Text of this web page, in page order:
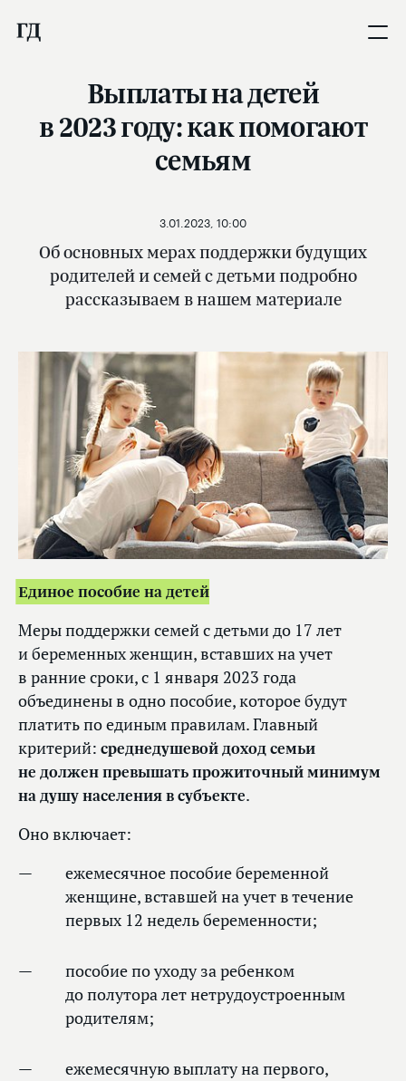
Выплаты на детей
в 2023 году: как помогают
семьям
Об основных мерах поддержки будущих
родителей и семей с детьми подробно
рассказываем в нашем материале
3.01.2023, 10:00
Единое пособие на детей
Меры поддержки семей с детьми до 17 лет
и беременных женщин, вставших на учет
в ранние сроки, с 1 января 2023 года
объединены в одно пособие, которое будут
платить по единым правилам. Главный
критерий: среднедушевой доход семьи
не должен превышать прожиточный минимум
на душу населения в субъекте.
Оно включает:
ежемесячное пособие беременной
женщине, вставшей на учет в течение
первых 12 недель беременности;
пособие по уходу за ребенком
до полутора лет нетрудоустроенным
родителям;
ежемесячную выплату на первого,